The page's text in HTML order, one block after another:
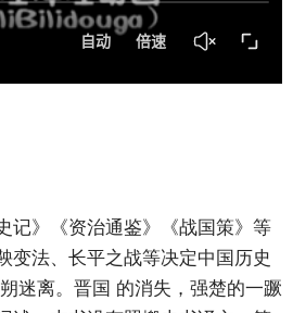
记》《资治通鉴》《战国策》等
变法、长平之战等决定中国历史
迷离。晋国 的消失，强楚的一蹶